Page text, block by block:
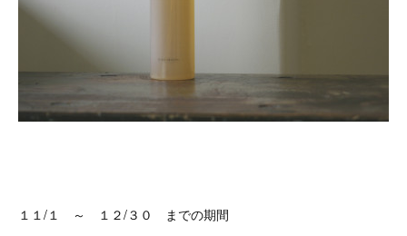
１１/１ ～ １２/３０ までの期間